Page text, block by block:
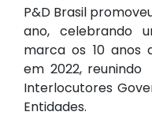
P&D Brasil
ano, celebrando
marca os 10 anos
em 2022, reunindo
Interlocutores
Entidades.